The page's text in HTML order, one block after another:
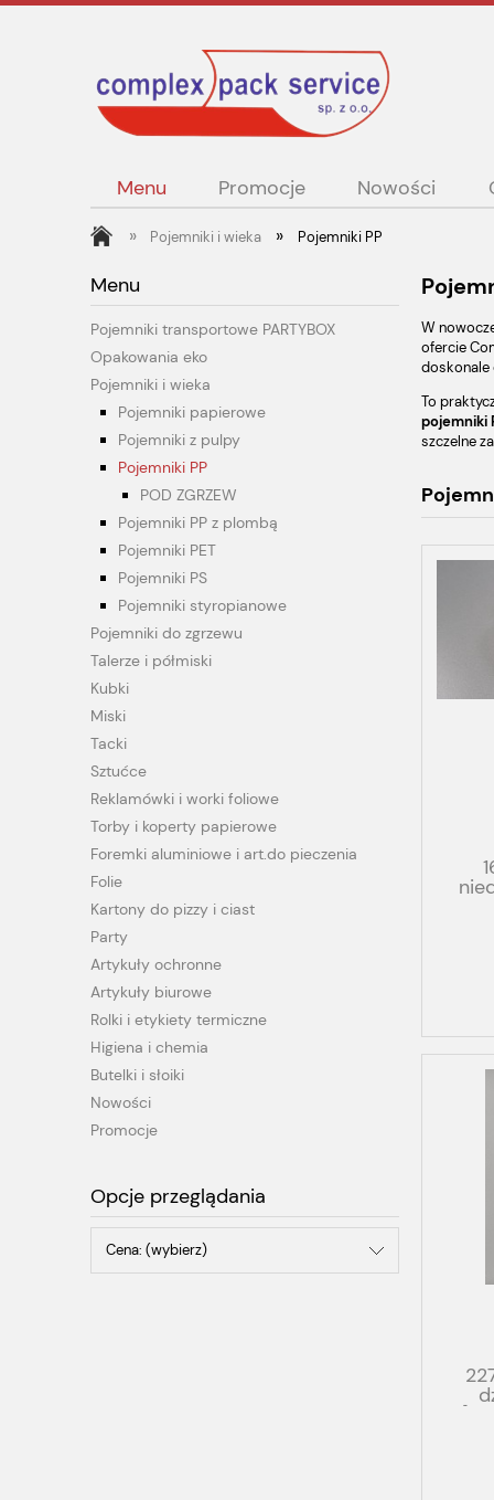
Menu Promocje Nowości
» Pojemniki i wieka » Pojemniki PP
Menu
Pojemniki transportowe PARTYBOX
Opakowania eko
Pojemniki i wieka
Pojemniki papierowe
Pojemniki z pulpy
Pojemniki PP
POD ZGRZEW
Pojemniki PP z plombą
Pojemniki PET
Pojemniki PS
Pojemniki styropianowe
Pojemniki do zgrzewu
Talerze i półmiski
Kubki
Miski
Tacki
Sztućce
Reklamówki i worki foliowe
Torby i koperty papierowe
Foremki aluminiowe i art.do pieczenia
Folie
Kartony do pizzy i ciast
Party
Artykuły ochronne
Artykuły biurowe
Rolki i etykiety termiczne
Higiena i chemia
Butelki i słoiki
Nowości
Promocje
Opcje przeglądania
Cena: (wybierz)
W
ofercie
doskonale
To
pojemniki
szczelne